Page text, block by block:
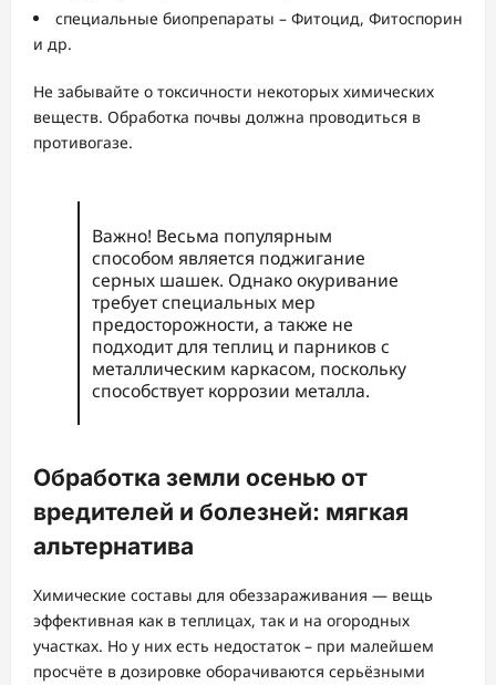
специальные биопрепараты – Фитоцид, Фитоспорин
и др.
Не забывайте о токсичности некоторых химических
веществ. Обработка почвы должна проводиться в
противогазе.
Важно! Весьма популярным
способом является поджигание
серных шашек. Однако окуривание
требует специальных мер
предосторожности, а также не
подходит для теплиц и парников с
металлическим каркасом, поскольку
способствует коррозии металла.
Обработка земли осенью от
вредителей и болезней: мягкая
альтернатива
Химические составы для обеззараживания — вещь
эффективная как в теплицах, так и на огородных
участках. Но у них есть недостаток – при малейшем
просчёте в дозировке оборачиваются серьёзными